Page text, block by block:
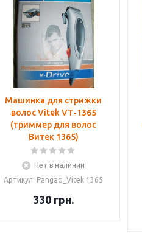
Машинка для стрижки
волос Vitek VT-1365
(триммер для волос
Витек 1365)
Нет в наличии
Артикул: Pangao_Vitek 1365
330 грн.